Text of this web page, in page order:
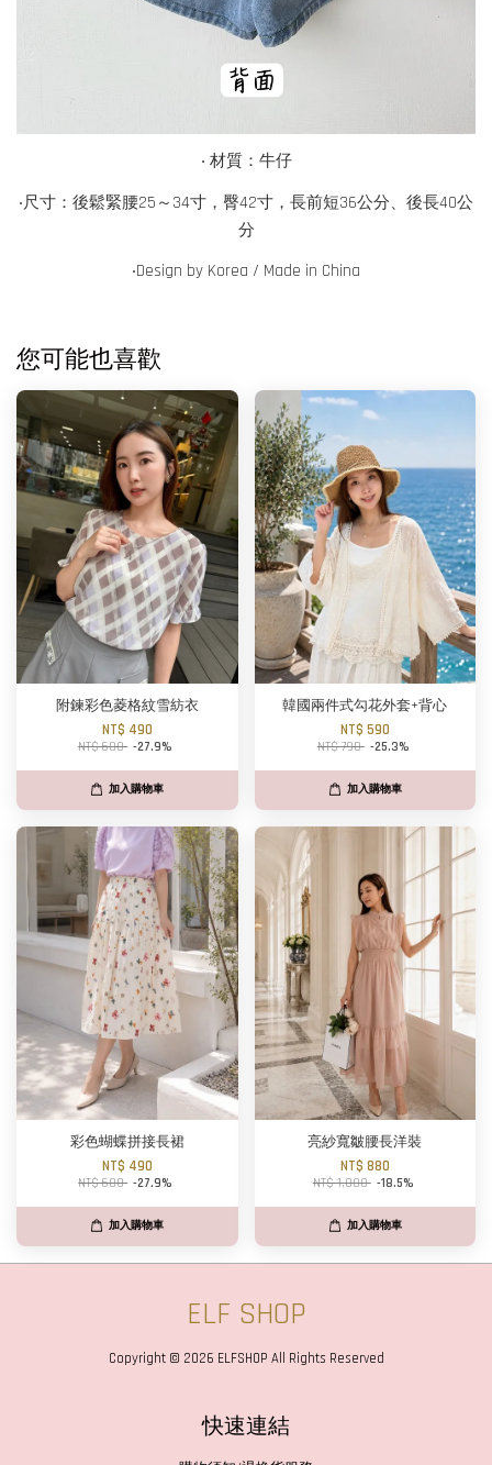
‧ 材質：牛仔
‧尺寸：後鬆緊腰25～34寸，臀42寸，長前短36公分、後長40公
分
‧Design by Korea / Made in China
您可能也喜歡
附鍊彩色菱格紋雪紡衣
NT$ 490
NT$ 680 -27.9%
加入購物車
韓國兩件式勾花外套+背心
NT$ 590
NT$ 790 -25.3%
加入購物車
彩色蝴蝶拼接長裙
NT$ 490
NT$ 680 -27.9%
加入購物車
亮紗寬皺腰長洋裝
NT$ 880
NT$ 1,080 -18.5%
加入購物車
ELF SHOP
Copyright © 2026 ELFSHOP All Rights Reserved
快速連結